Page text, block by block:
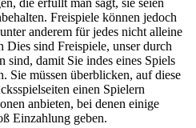
die erfüllt man sagt, sie seien
Freispiele können jedoch
anderem für jedes nicht alleine
Dies sind Freispiele, unser durch
sind, damit Sie indes eines Spiels
Sie müssen überblicken, auf diese
einen Spielern
anbieten, bei denen einige
Einzahlung geben.